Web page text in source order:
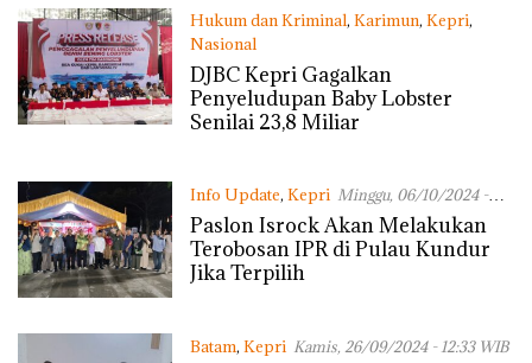
Hukum dan Kriminal, Karimun, Kepri,
Nasional
Jumat, 18/10/2024 - 07:42 WIB
DJBC Kepri Gagalkan
Penyeludupan Baby Lobster
Senilai 23,8 Miliar
Info Update, Kepri Minggu, 06/10/2024 -
12:34 WIB
Paslon Isrock Akan Melakukan
Terobosan IPR di Pulau Kundur
Jika Terpilih
Batam, Kepri Kamis, 26/09/2024 - 12:33 WIB